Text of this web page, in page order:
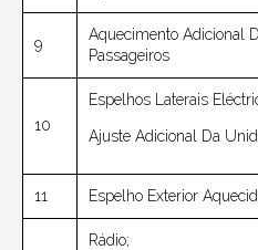
9
Aquecimento Adicional
Passageiros
10
Espelhos Laterais
Ajuste Adicional Da
11 Espelho Exterior
Rádio;